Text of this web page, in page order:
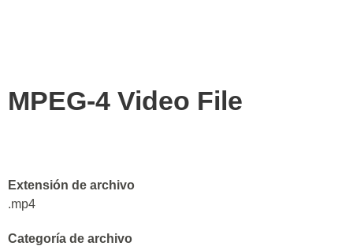
MPEG-4 Video File
Extensión de archivo
.mp4
Categoría de archivo